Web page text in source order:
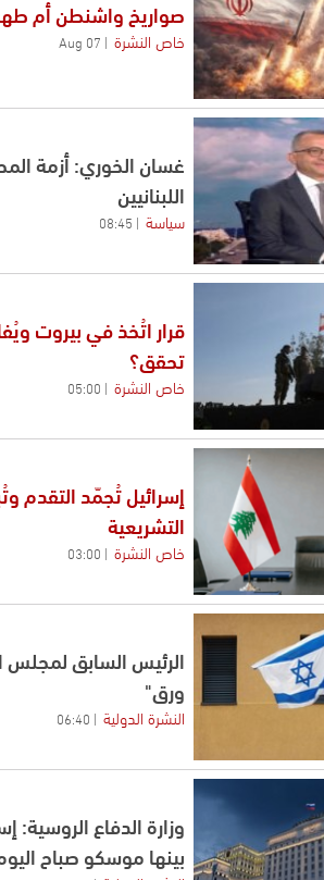
صواريخ واشنطن أم
خاص النشرة 07 Aug
غسان الخوري: أزمة
اللبنانيين
سياسة 08:45
قرار اتُخذ في بيروت
تحقق؟
خاص النشرة 05:00
إسرائيل تُجمّد التقدم
التشريعية
خاص النشرة 03:00
الرئيس السابق لمجلس
ورق"
النشرة الدولية 06:40
بينها موسكو صباح